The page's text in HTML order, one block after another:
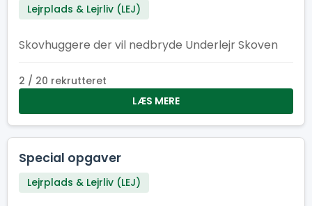
Lejrplads & Lejrliv (LEJ)
Skovhuggere der vil nedbryde Underlejr Skoven
2 / 20 rekrutteret
LÆS MERE
Special opgaver
Lejrplads & Lejrliv (LEJ)